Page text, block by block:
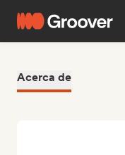
Acerca de